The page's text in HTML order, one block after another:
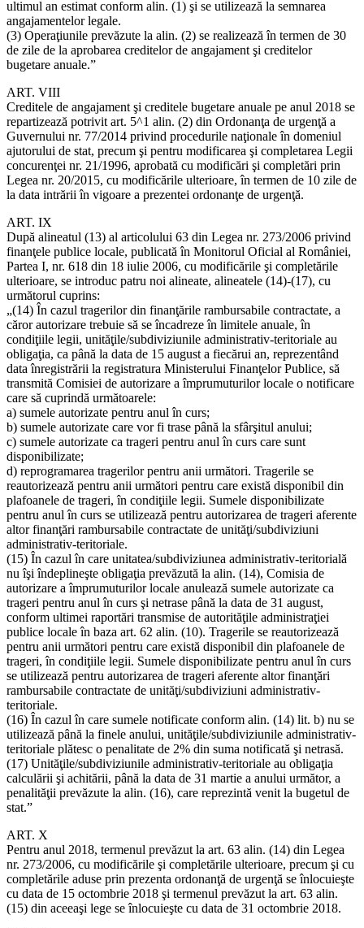
ultimul an estimat conform alin. (1) şi se utilizează la semnarea
angajamentelor legale.
(3) Operaţiunile prevăzute la alin. (2) se realizează în termen de 30
de zile de la aprobarea creditelor de angajament şi creditelor
bugetare anuale.”
ART. VIII
Creditele de angajament şi creditele bugetare anuale pe anul 2018 se
repartizează potrivit art. 5^1 alin. (2) din Ordonanţa de urgenţă a
Guvernului nr. 77/2014 privind procedurile naţionale în domeniul
ajutorului de stat, precum şi pentru modificarea şi completarea Legii
concurenţei nr. 21/1996, aprobată cu modificări şi completări prin
Legea nr. 20/2015, cu modificările ulterioare, în termen de 10 zile de
la data intrării în vigoare a prezentei ordonanţe de urgenţă.
ART. IX
După alineatul (13) al articolului 63 din Legea nr. 273/2006 privind
finanţele publice locale, publicată în Monitorul Oficial al României,
Partea I, nr. 618 din 18 iulie 2006, cu modificările şi completările
ulterioare, se introduc patru noi alineate, alineatele (14)-(17), cu
următorul cuprins:
„(14) În cazul tragerilor din finanţările rambursabile contractate, a
căror autorizare trebuie să se încadreze în limitele anuale, în
condiţiile legii, unităţile/subdiviziunile administrativ-teritoriale au
obligaţia, ca până la data de 15 august a fiecărui an, reprezentând
data înregistrării la registratura Ministerului Finanţelor Publice, să
transmită Comisiei de autorizare a împrumuturilor locale o notificare
care să cuprindă următoarele:
a) sumele autorizate pentru anul în curs;
b) sumele autorizate care vor fi trase până la sfârşitul anului;
c) sumele autorizate ca trageri pentru anul în curs care sunt
disponibilizate;
d) reprogramarea tragerilor pentru anii următori. Tragerile se
reautorizează pentru anii următori pentru care există disponibil din
plafoanele de trageri, în condiţiile legii. Sumele disponibilizate
pentru anul în curs se utilizează pentru autorizarea de trageri aferente
altor finanţări rambursabile contractate de unităţi/subdiviziuni
administrativ-teritoriale.
(15) În cazul în care unitatea/subdiviziunea administrativ-teritorială
nu îşi îndeplineşte obligaţia prevăzută la alin. (14), Comisia de
autorizare a împrumuturilor locale anulează sumele autorizate ca
trageri pentru anul în curs şi netrase până la data de 31 august,
conform ultimei raportări transmise de autorităţile administraţiei
publice locale în baza art. 62 alin. (10). Tragerile se reautorizează
pentru anii următori pentru care există disponibil din plafoanele de
trageri, în condiţiile legii. Sumele disponibilizate pentru anul în curs
se utilizează pentru autorizarea de trageri aferente altor finanţări
rambursabile contractate de unităţi/subdiviziuni administrativ-
teritoriale.
(16) În cazul în care sumele notificate conform alin. (14) lit. b) nu se
utilizează până la finele anului, unităţile/subdiviziunile administrativ-
teritoriale plătesc o penalitate de 2% din suma notificată şi netrasă.
(17) Unităţile/subdiviziunile administrativ-teritoriale au obligaţia
calculării şi achitării, până la data de 31 martie a anului următor, a
penalităţii prevăzute la alin. (16), care reprezintă venit la bugetul de
stat.”
ART. X
Pentru anul 2018, termenul prevăzut la art. 63 alin. (14) din Legea
nr. 273/2006, cu modificările şi completările ulterioare, precum şi cu
completările aduse prin prezenta ordonanţă de urgenţă se înlocuieşte
cu data de 15 octombrie 2018 şi termenul prevăzut la art. 63 alin.
(15) din aceeaşi lege se înlocuieşte cu data de 31 octombrie 2018.